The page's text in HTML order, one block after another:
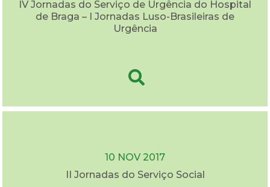
IV Jornadas do Serviço de Urgência do Hospital
de Braga – I Jornadas Luso-Brasileiras de
Urgência
10 NOV 2017
II Jornadas do Serviço Social